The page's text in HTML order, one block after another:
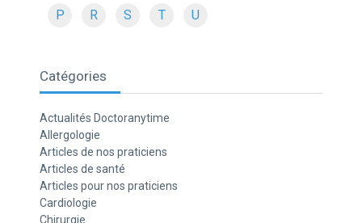
P R S T U
Catégories
Actualités Doctoranytime
Allergologie
Articles de nos praticiens
Articles de santé
Articles pour nos praticiens
Cardiologie
Chirurgie